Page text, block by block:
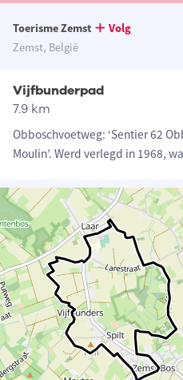
Toerisme Zemst
Volg
Zemst, België
Vijfbunderpad
7.9 km
Obboschvoetweg: ‘Sentier 62
Moulin’. Werd verlegd in 1968,